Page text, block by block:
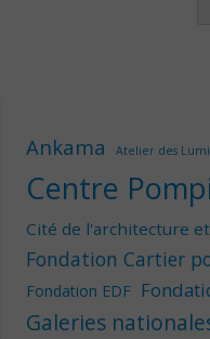
Ankama Atelier des
Centre
Cité de l'architecture
Fondation Cartier
Fondation EDF
Galeries